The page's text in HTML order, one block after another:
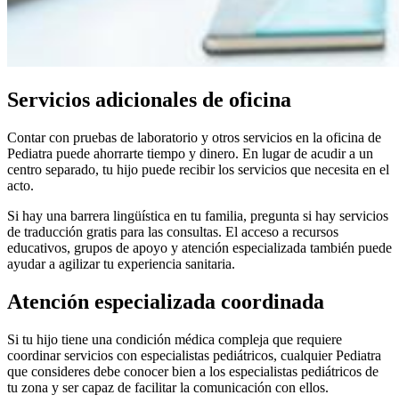
Servicios adicionales de oficina
Contar con pruebas de laboratorio y otros servicios en la oficina de
Pediatra puede ahorrarte tiempo y dinero. En lugar de acudir a un
centro separado, tu hijo puede recibir los servicios que necesita en el
acto.
Si hay una barrera lingüística en tu familia, pregunta si hay servicios
de traducción gratis para las consultas. El acceso a recursos
educativos, grupos de apoyo y atención especializada también puede
ayudar a agilizar tu experiencia sanitaria.
Atención especializada coordinada
Si tu hijo tiene una condición médica compleja que requiere
coordinar servicios con especialistas pediátricos, cualquier Pediatra
que consideres debe conocer bien a los especialistas pediátricos de
tu zona y ser capaz de facilitar la comunicación con ellos.